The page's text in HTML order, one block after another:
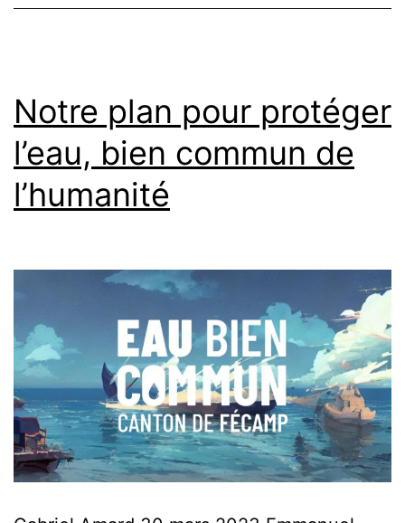
Notre plan pour protéger
l’eau, bien commun de
l’humanité